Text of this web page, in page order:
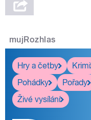
mujRozhlas
Hry a četby
Krimi
Pohádky
Pořady
Živé vysílání